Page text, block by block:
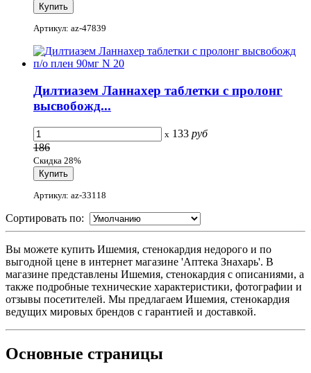
Артикул: az-47839
Дилтиазем Ланнахер таблетки с пролонг
высвобожд...
x 133 руб
186
Скидка 28%
Артикул: az-33118
Сортировать по:
Вы можете купить Ишемия, стенокардия недорого и по
выгодной цене в интернет магазине 'Аптека Знахарь'. В
магазине представлены Ишемия, стенокардия с описаниями, а
также подробные технические характеристики, фотографии и
отзывы посетителей. Мы предлагаем Ишемия, стенокардия
ведущих мировых брендов с гарантией и доставкой.
Основные страницы